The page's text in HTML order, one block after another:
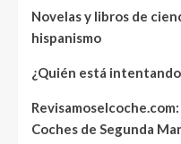
Novelas y libros de
hispanismo
¿Quién está
Coches de Segunda